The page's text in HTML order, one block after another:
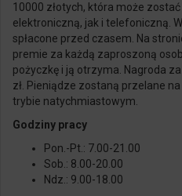
10000 złotych, która może
elektroniczną, jak i telefoniczną.
spłacone przed czasem. Na
premie za każdą zaproszoną
pożyczkę i ją otrzyma. Nagroda
zł. Pieniądze zostaną przelane
trybie natychmiastowym.
Godziny pracy
Pon.-Pt.: 7.00-21.00
Sob.: 8.00-20.00
Ndz.: 9.00-18.00